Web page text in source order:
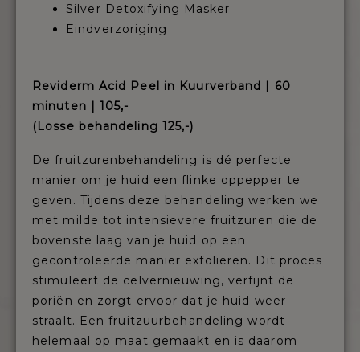
Silver Detoxifying Masker
Eindverzoriging
Reviderm Acid Peel in Kuurverband | 60
minuten | 105,-
(Losse behandeling 125,-)
De fruitzurenbehandeling is dé perfecte
manier om je huid een flinke oppepper te
geven. Tijdens deze behandeling werken we
met milde tot intensievere fruitzuren die de
bovenste laag van je huid op een
gecontroleerde manier exfoliëren. Dit proces
stimuleert de celvernieuwing, verfijnt de
poriën en zorgt ervoor dat je huid weer
straalt. Een fruitzuurbehandeling wordt
helemaal op maat gemaakt en is daarom